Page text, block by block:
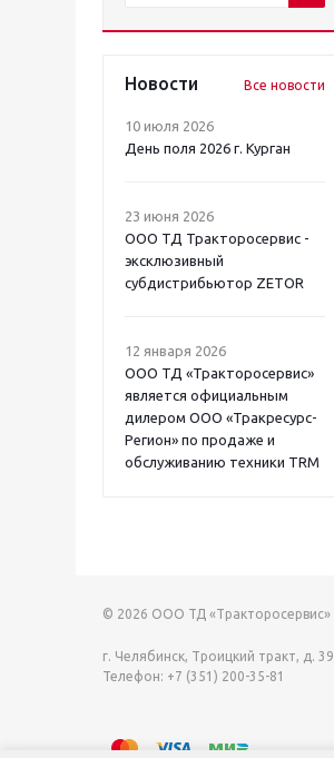
Новости Все новости
10 июля 2026
День поля 2026 г. Курган
23 июня 2026
ООО ТД Тракторосервис -
эксклюзивный
субдистрибьютор ZETOR
12 января 2026
ООО ТД «Тракторосервис»
является официальным
дилером ООО «Тракресурс-
Регион» по продаже и
обслуживанию техники TRM
© 2026 ООО ТД «Тракторосервис»
г. Челябинск, Троицкий тракт, д. 39
Телефон: +7 (351) 200-35-81